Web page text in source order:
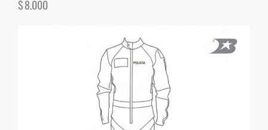
$8,000